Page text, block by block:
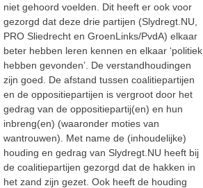
niet gehoord voelden. Dit heeft er ook voor
gezorgd dat deze drie partijen (Slydregt.NU,
PRO Sliedrecht en GroenLinks/PvdA) elkaar
beter hebben leren kennen en elkaar ‘politiek
hebben gevonden’. De verstandhoudingen
zijn goed. De afstand tussen coalitiepartijen
en de oppositiepartijen is vergroot door het
gedrag van de oppositiepartij(en) en hun
inbreng(en) (waaronder moties van
wantrouwen). Met name de (inhoudelijke)
houding en gedrag van Slydregt.NU heeft bij
de coalitiepartijen gezorgd dat de hakken in
het zand zijn gezet. Ook heeft de houding